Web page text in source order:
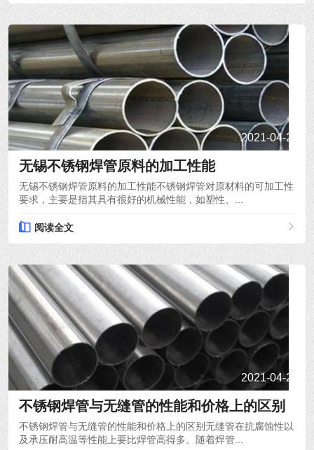
2021-04-22
无锡不锈钢焊管原料的加工性能
无锡不锈钢焊管原料的加工性能不锈钢焊管对原材料的可加工性
要求，主要是指其具有很好的机械性能，如塑性、...
阅读全文
2021-04-21
不锈钢焊管与无缝管的性能和价格上的区别
不锈钢焊管与无缝管的性能和价格上的区别无缝管在抗腐蚀性以
及承压耐高温等性能上要比焊管高得多。随着焊管...